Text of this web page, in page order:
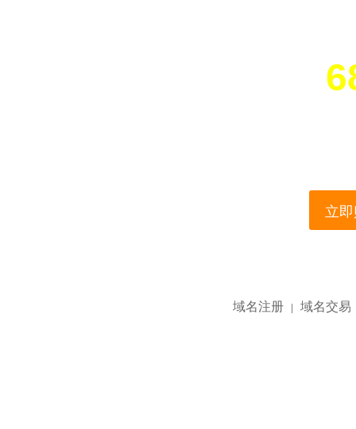
立
域名注册 | 域名交易